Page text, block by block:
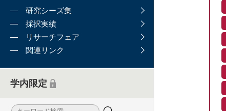
研究シーズ集
採択実績
リサーチフェア
関連リンク
学内限定